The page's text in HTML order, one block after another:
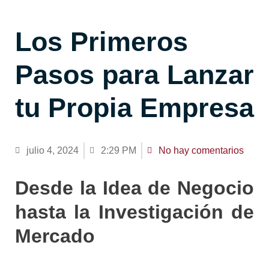
Los Primeros
Pasos para Lanzar
tu Propia Empresa
julio 4, 2024 2:29 PM No hay comentarios
Desde la Idea de Negocio
hasta la Investigación de
Mercado